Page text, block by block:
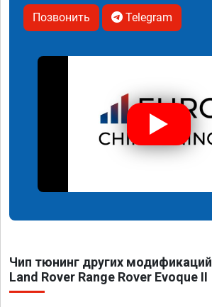
Позвонить Telegram
Чип тюнинг других модификаций
Land Rover Range Rover Evoque II